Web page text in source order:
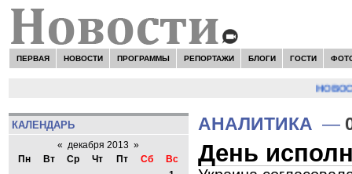
ПЕРВАЯ НОВОСТИ ПРОГРАММЫ РЕПОРТАЖИ БЛОГИ ГОСТИ
НОВОСТИ:
КАЛЕНДАРЬ
« декабря 2013 »
Пн
Вт Ср Чт Пт Сб
Вс
АНАЛИТИКА —
День